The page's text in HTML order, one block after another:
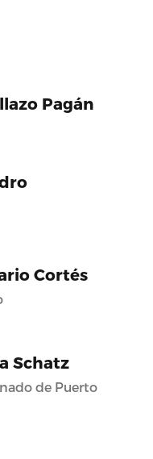
Pagán
Cortés
Schatz
de Puerto